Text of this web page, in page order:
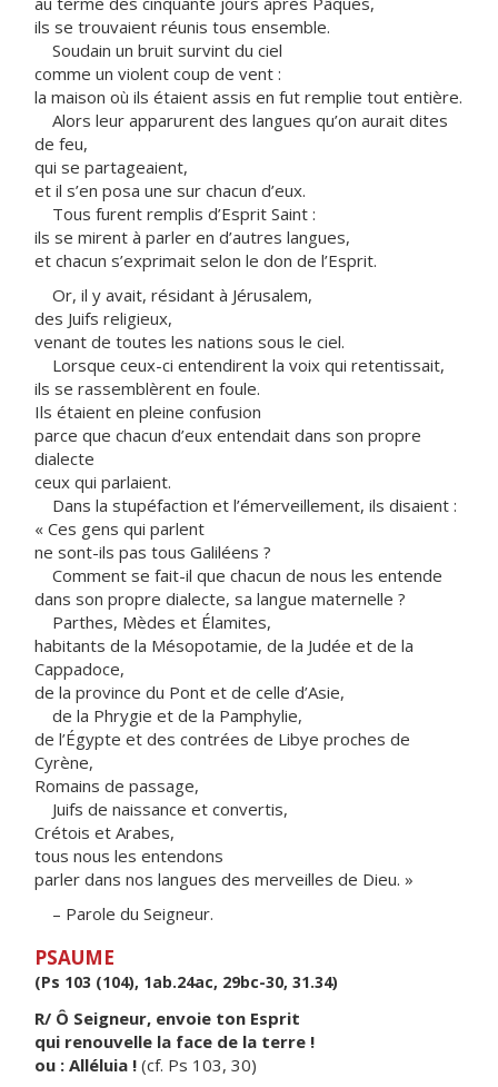
ils se trouvaient réunis tous ensemble.
Soudain un bruit survint du ciel
comme un violent coup de vent :
la maison où ils étaient assis en fut remplie tout entière.
Alors leur apparurent des langues qu’on aurait dites
de feu,
qui se partageaient,
et il s’en posa une sur chacun d’eux.
Tous furent remplis d’Esprit Saint :
ils se mirent à parler en d’autres langues,
et chacun s’exprimait selon le don de l’Esprit.
Or, il y avait, résidant à Jérusalem,
des Juifs religieux,
venant de toutes les nations sous le ciel.
Lorsque ceux-ci entendirent la voix qui retentissait,
ils se rassemblèrent en foule.
Ils étaient en pleine confusion
parce que chacun d’eux entendait dans son propre
dialecte
ceux qui parlaient.
Dans la stupéfaction et l’émerveillement, ils disaient :
« Ces gens qui parlent
ne sont-ils pas tous Galiléens ?
Comment se fait-il que chacun de nous les entende
dans son propre dialecte, sa langue maternelle ?
Parthes, Mèdes et Élamites,
habitants de la Mésopotamie, de la Judée et de la
Cappadoce,
de la province du Pont et de celle d’Asie,
de la Phrygie et de la Pamphylie,
de l’Égypte et des contrées de Libye proches de
Cyrène,
Romains de passage,
Juifs de naissance et convertis,
Crétois et Arabes,
tous nous les entendons
parler dans nos langues des merveilles de Dieu. »
– Parole du Seigneur.
PSAUME
(Ps 103 (104), 1ab.24ac, 29bc-30, 31.34)
R/ Ô Seigneur, envoie ton Esprit
qui renouvelle la face de la terre !
ou : Alléluia ! (cf. Ps 103, 30)